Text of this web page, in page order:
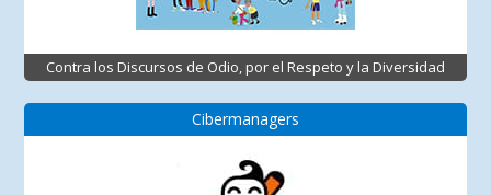
Contra los Discursos de Odio, por el Respeto y la Diversidad
Cibermanagers